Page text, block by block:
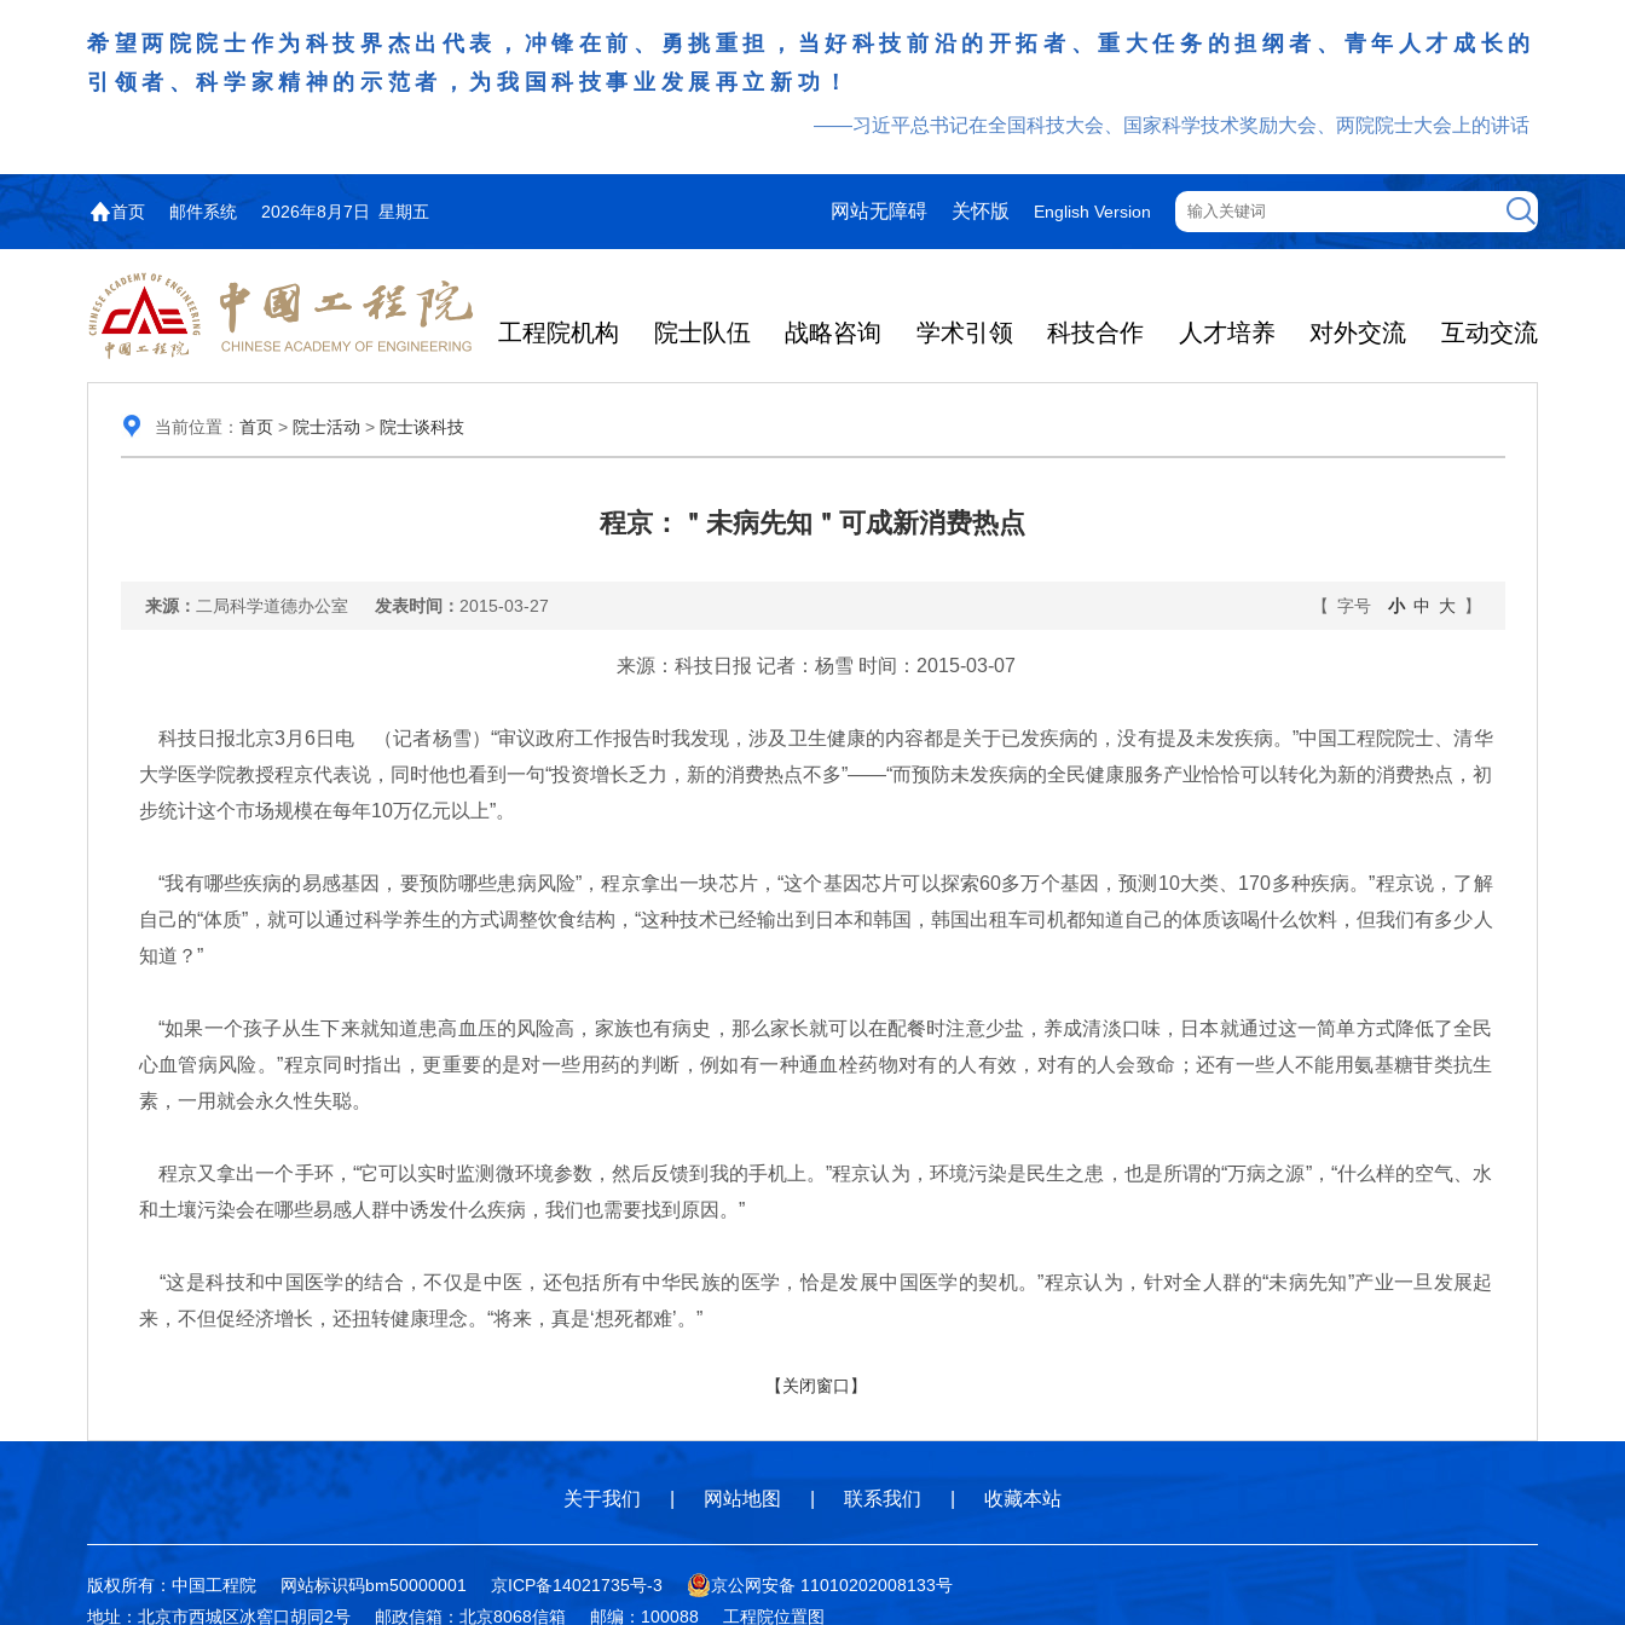
希望两院院士作为科技界杰出代表，冲锋在前、勇挑重担，当好科技前沿的开拓者、重大任务的担纲者、青年人才成长的
引领者、科学家精神的示范者，为我国科技事业发展再立新功！
——习近平总书记在全国科技大会、国家科学技术奖励大会、两院院士大会上的讲话
首页 邮件系统 2026年8月7日 星期五 网站无障碍 关怀版 English Version
工程院机构 院士队伍 战略咨询 学术引领 科技合作 人才培养 对外交流 互动交流
当前位置： 首页> 院士活动 > 院士谈科技
程京：＂未病先知＂可成新消费热点
来源： 二局科学道德办公室 发表时间： 2015-03-27 【 字号 小 中 大】
来源：科技日报 记者：杨雪 时间：2015-03-07
科技日报北京3月6日电 （记者杨雪）“审议政府工作报告时我发现，涉及卫生健康的内容都是关于已发疾病的，没有提及未发疾病。”中国工程院院士、清华
大学医学院教授程京代表说，同时他也看到一句“投资增长乏力，新的消费热点不多”——“而预防未发疾病的全民健康服务产业恰恰可以转化为新的消费热点，初
步统计这个市场规模在每年10万亿元以上”。
“我有哪些疾病的易感基因，要预防哪些患病风险”，程京拿出一块芯片，“这个基因芯片可以探索60多万个基因，预测10大类、170多种疾病。”程京说，了解
自己的“体质”，就可以通过科学养生的方式调整饮食结构，“这种技术已经输出到日本和韩国，韩国出租车司机都知道自己的体质该喝什么饮料，但我们有多少人
知道？”
“如果一个孩子从生下来就知道患高血压的风险高，家族也有病史，那么家长就可以在配餐时注意少盐，养成清淡口味，日本就通过这一简单方式降低了全民
心血管病风险。”程京同时指出，更重要的是对一些用药的判断，例如有一种通血栓药物对有的人有效，对有的人会致命；还有一些人不能用氨基糖苷类抗生
素，一用就会永久性失聪。
程京又拿出一个手环，“它可以实时监测微环境参数，然后反馈到我的手机上。”程京认为，环境污染是民生之患，也是所谓的“万病之源”，“什么样的空气、水
和土壤污染会在哪些易感人群中诱发什么疾病，我们也需要找到原因。”
“这是科技和中国医学的结合，不仅是中医，还包括所有中华民族的医学，恰是发展中国医学的契机。”程京认为，针对全人群的“未病先知”产业一旦发展起
来，不但促经济增长，还扭转健康理念。“将来，真是‘想死都难’。”
【关闭窗口】
关于我们 网站地图 联系我们 收藏本站
版权所有：中国工程院 网站标识码bm50000001 京ICP备14021735号-3
京公网安备 11010202008133号
地址：北京市西城区冰窖口胡同2号
邮政信箱：北京8068信箱 邮编：100088 工程院位置图